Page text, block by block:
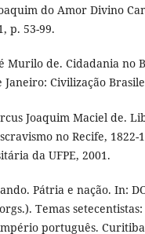
do Amor Divino
p. 53-99.
Murilo de. Cidadania no
Janeiro: Civilização
Joaquim Maciel de.
no Recife, 1822-
da UFPE, 2001.
Pátria e nação. In:
Temas
português.